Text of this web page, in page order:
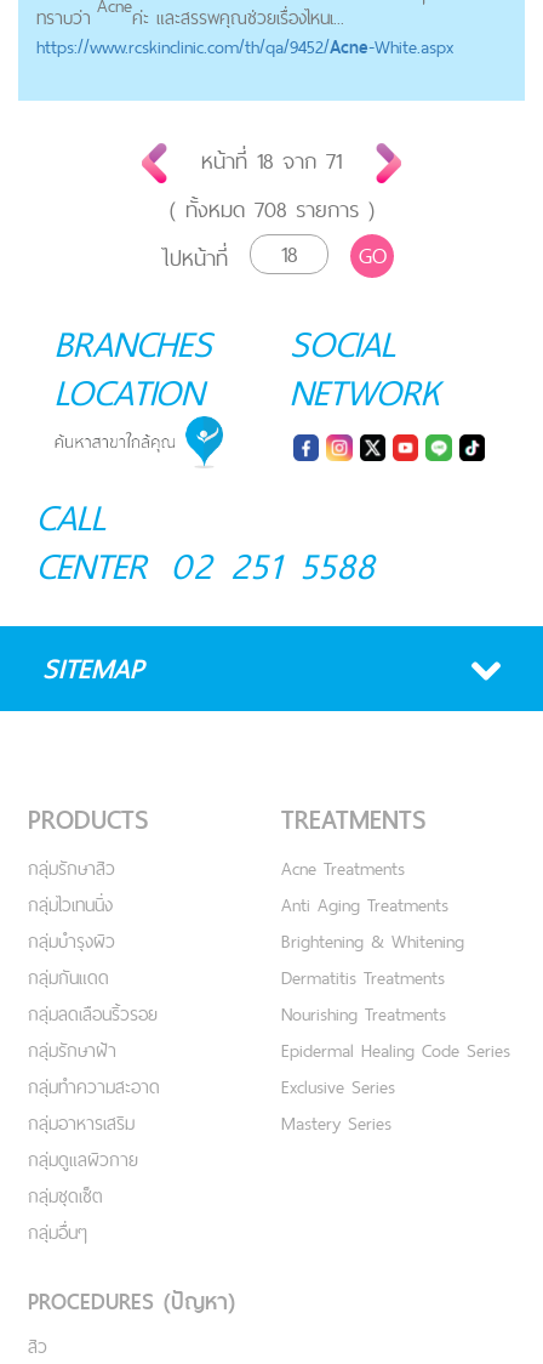
ทราบว่า
ค่ะ และสรรพคุณช่วยเรื่องไหนเ...
https://www.rcskinclinic.com/th/qa/9452/Acne-White.aspx
หน้าที่ 18 จาก 71
( ทั้งหมด 708รายการ )
ไปหน้าที่
GO
BRANCHES
LOCATION
SOCIAL
NETWORK
CALL
CENTER 02 251 5588
SITEMAP
PRODUCTS
กลุ่มรักษาสิว
กลุ่มไวเทนนิ่ง
กลุ่มบำรุงผิว
กลุ่มกันแดด
กลุ่มลดเลือนริ้วรอย
กลุ่มรักษาฝ้า
กลุ่มทำความสะอาด
กลุ่มอาหารเสริม
กลุ่มดูแลผิวกาย
กลุ่มชุดเซ็ต
กลุ่มอื่นๆ
TREATMENTS
Acne Treatments
Anti Aging Treatments
Brightening & Whitening
Dermatitis Treatments
Nourishing Treatments
Epidermal Healing Code Series
Exclusive Series
Mastery Series
PROCEDURES (ปัญหา)
สิว